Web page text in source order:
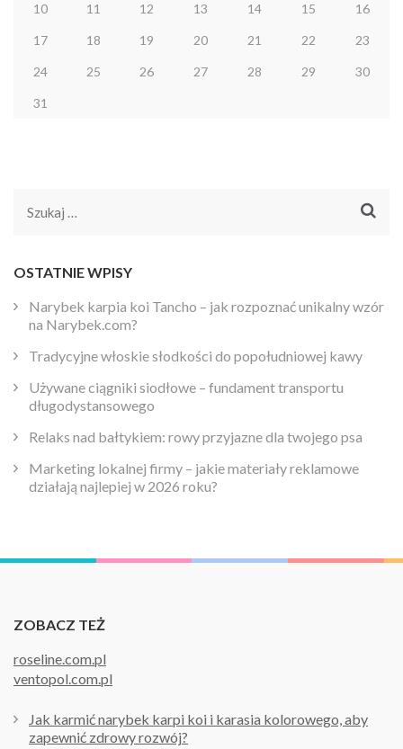
10 11 12 13 14 15 16
17 18 19 20 21 22 23
24 25 26 27 28 29 30
31
Szukaj:
OSTATNIE WPISY
Narybek karpia koi Tancho – jak rozpoznać unikalny wzór
na Narybek.com?
Tradycyjne włoskie słodkości do popołudniowej kawy
Używane ciągniki siodłowe – fundament transportu
długodystansowego
Relaks nad bałtykiem: rowy przyjazne dla twojego psa
Marketing lokalnej firmy – jakie materiały reklamowe
działają najlepiej w 2026 roku?
ZOBACZ TEŻ
roseline.com.pl
ventopol.com.pl
Jak karmić narybek karpi koi i karasia kolorowego, aby
zapewnić zdrowy rozwój?